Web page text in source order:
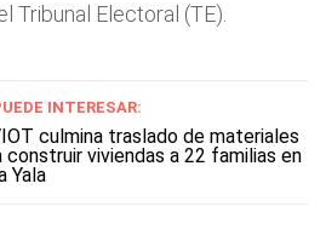
Tribunal Electoral (TE).
INTERESAR:
culmina traslado de materiales
construir viviendas a 22 familias en
Yala